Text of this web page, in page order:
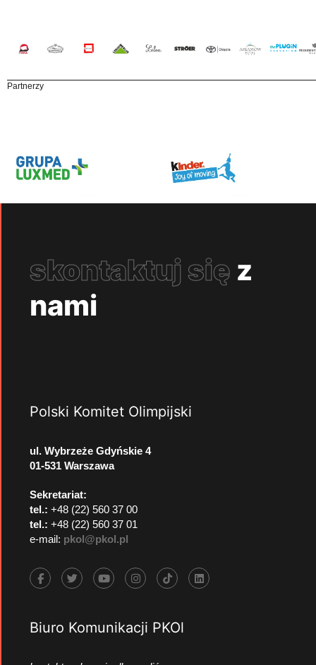
Partnerzy
skontaktuj się z
nami
Polski Komitet Olimpijski
ul. Wybrzeże Gdyńskie 4
01-531 Warszawa
Sekretariat:
tel.: +48 (22) 560 37 00
tel.: +48 (22) 560 37 01
e-mail: pkol@pkol.pl
Biuro Komunikacji PKOl